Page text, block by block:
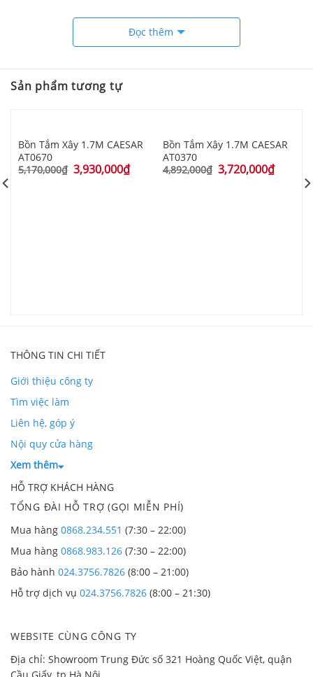
Đọc thêm
Sản phẩm tương tự
Bồn Tắm Xây 1.7M CAESAR
AT0670
5,170,000₫ 3,930,000₫
Bồn Tắm Xây 1.7M CAESAR
AT0370
4,892,000₫ 3,720,000₫
THÔNG TIN CHI TIẾT
Giới thiệu công ty
Tìm việc làm
Liên hệ, góp ý
Nội quy cửa hàng
Xem thêm
HỖ TRỢ KHÁCH HÀNG
TỔNG ĐÀI HỖ TRỢ (GỌI MIỄN PHÍ)
Mua hàng 0868.234.551 (7:30 – 22:00)
Mua hàng 0868.983.126 (7:30 – 22:00)
Bảo hành 024.3756.7826 (8:00 – 21:00)
Hỗ trợ dịch vụ 024.3756.7826 (8:00 – 21:30)
WEBSITE CÙNG CÔNG TY
Địa chỉ: Showroom Trung Đức số 321 Hoàng Quốc Việt, quận